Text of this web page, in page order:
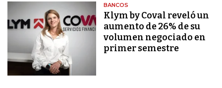
BANCOS
Klym by Coval reveló un
aumento de 26% de su
volumen negociado en
primer semestre